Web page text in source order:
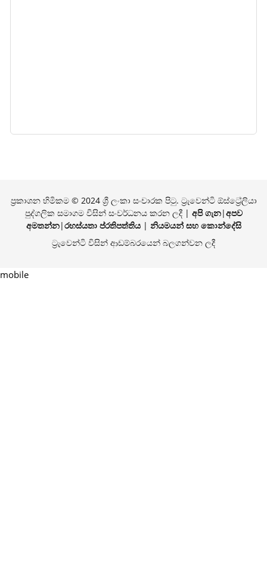
ප්‍රකාශන හිමිකම © 2024 ශ්‍රී ලංකා සංචාරක පිටු. ට්‍රැවෙන්ටි ඕස්ට්‍රේලියා
පුද්ගලික සමාගම විසින් සංවර්ධනය කරන ලදී | අපි ගැන|අපව
අමතන්න|රහස්යතා ප්රතිපත්තිය| නියමයන් සහ කොන්දේසි
ට්‍රැවෙන්ටි විසින් ආඩම්බරයෙන් බලගන්වන ලදී